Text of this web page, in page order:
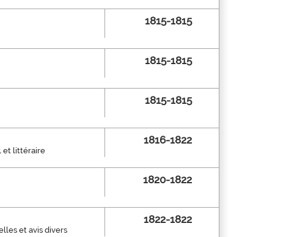
1815-1815
1815-1815
1815-1815
et littéraire
1816-1822
1820-1822
et avis divers
1822-1822